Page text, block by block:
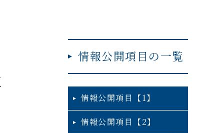
情報公開項目の一覧
情報公開項目【1】
情報公開項目【2】